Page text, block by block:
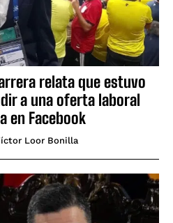
relata que estuvo
a una oferta laboral
en Facebook
Loor Bonilla